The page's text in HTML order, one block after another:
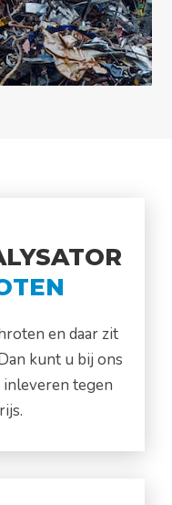
en daar zit
kunt u bij ons
tegen